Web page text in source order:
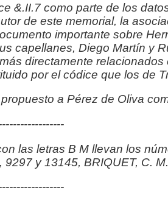
&.II.7 como parte de los
de este memorial, la
importante sobre
capellanes, Diego Martín y
directamente relacionados
por elcódice que los de
a Pérez de Oliva
las letras B M llevan los
9297 y 13145, BRIQUET, C.